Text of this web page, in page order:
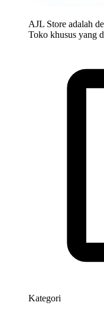
AJL Store adalah
Toko khusus yang
Kategori